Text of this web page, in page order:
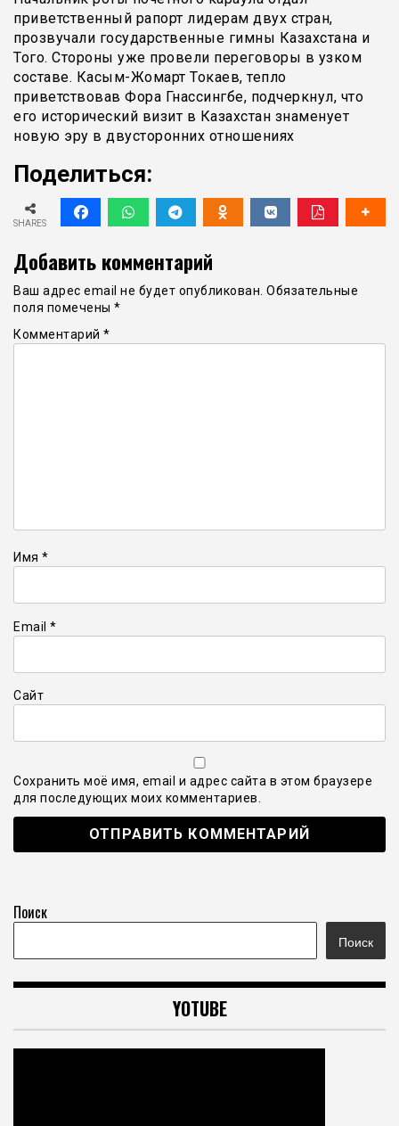
приветственный рапорт лидерам двух стран,
прозвучали государственные гимны Казахстана и
Того. Стороны уже провели переговоры в узком
составе. Касым-Жомарт Токаев, тепло
приветствовав Фора Гнассингбе, подчеркнул, что
его исторический визит в Казахстан знаменует
новую эру в двусторонних отношениях
Поделиться:
SHARES
Добавить комментарий
Ваш адрес email не будет опубликован. Обязательные
поля помечены *
Комментарий *
Имя *
Email *
Сайт
Сохранить моё имя, email и адрес сайта в этом браузере
для последующих моих комментариев.
Поиск
Поиск
YOTUBE